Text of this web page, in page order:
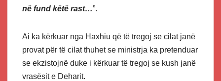
në fund këtë rast…”.
Ai ka kërkuar nga Haxhiu që të tregoj se cilat janë
provat për të cilat thuhet se ministrja ka pretenduar
se ekzistojnë duke i kërkuar të tregoj se kush janë
vrasësit e Deharit.